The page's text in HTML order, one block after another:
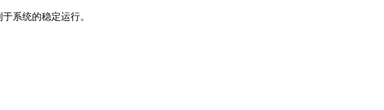
系统的稳定运行。